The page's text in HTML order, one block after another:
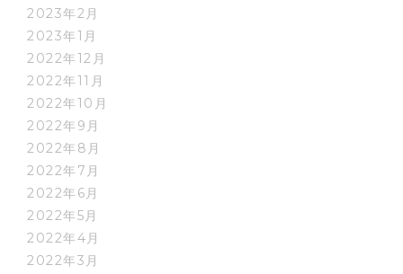
2023年2月
2023年1月
2022年12月
2022年11月
2022年10月
2022年9月
2022年8月
2022年7月
2022年6月
2022年5月
2022年4月
2022年3月